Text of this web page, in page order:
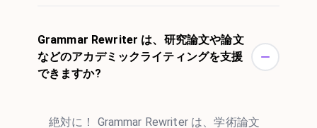
Grammar Rewriter は、研究論文や論文
などのアカデミックライティングを支援
できますか?
絶対に！ Grammar Rewriter は、学術論文